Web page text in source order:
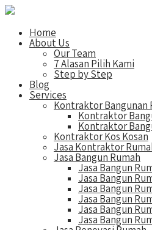
Home
About Us
Our Team
7 Alasan Pilih Kami
Step by Step
Blog
Services
Kontraktor Bangunan
Kontraktor
Kontraktor
Kontraktor Kos Kosan
Jasa Kontraktor
Jasa Bangun Rumah
Jasa Bangun
Jasa Bangun
Jasa Bangun
Jasa Bangun
Jasa Bangun
Jasa Bangun